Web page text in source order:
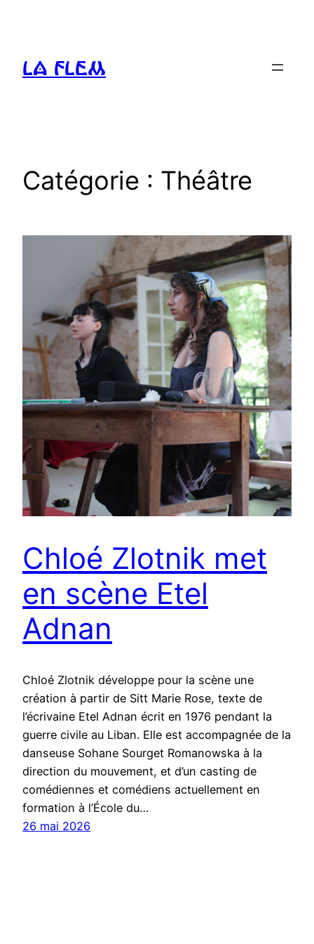
La FLEM
Catégorie : Théâtre
Chloé Zlotnik met
en scène Etel
Adnan
Chloé Zlotnik développe pour la scène une
création à partir de Sitt Marie Rose, texte de
l’écrivaine Etel Adnan écrit en 1976 pendant la
guerre civile au Liban. Elle est accompagnée de la
danseuse Sohane Sourget Romanowska à la
direction du mouvement, et d’un casting de
comédiennes et comédiens actuellement en
formation à l’École du…
26 mai 2026